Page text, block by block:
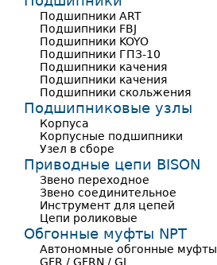
Подшипники ART
Подшипники FBJ
Подшипники KOYO
Подшипники ГПЗ-10
Подшипники качения
Подшипники качения
Подшипники скольжения
Подшипниковые узлы
Корпуса
Корпусные подшипники
Узел в сборе
Приводные цепи BISON
Звено переходное
Звено соединительное
Инструмент для цепей
Цепи роликовые
Обгонные муфты NPT
Автономные обгонные муфты
GFR / GFRN / GL